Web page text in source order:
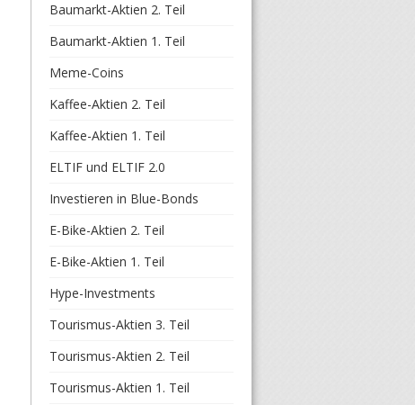
Baumarkt-Aktien 2. Teil
Baumarkt-Aktien 1. Teil
Meme-Coins
Kaffee-Aktien 2. Teil
Kaffee-Aktien 1. Teil
ELTIF und ELTIF 2.0
Investieren in Blue-Bonds
E-Bike-Aktien 2. Teil
E-Bike-Aktien 1. Teil
Hype-Investments
Tourismus-Aktien 3. Teil
Tourismus-Aktien 2. Teil
Tourismus-Aktien 1. Teil